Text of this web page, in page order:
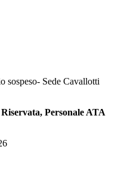
sospeso- Sede Cavallotti
Personale ATA